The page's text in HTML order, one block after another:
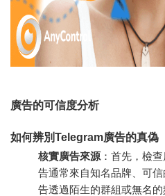
廣告的可信度分析
如何辨別Telegram廣告的真偽
核實廣告來源 ：首先，檢
告通常來自知名品牌、可
告透過陌生的群組或無名